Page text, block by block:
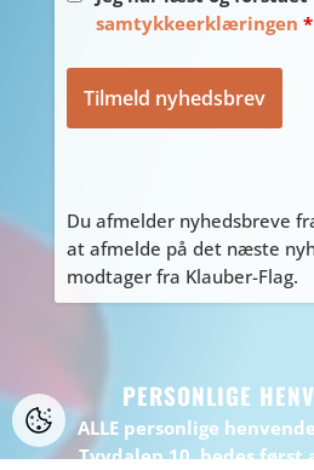
samtykkeerklæringen *
Du afmelder nyhedsbreve
at afmelde på det næste
modtager fra Klauber-Flag.
PERSONLIGE
ALLE personlige
Tyvdalen 10, bedes først